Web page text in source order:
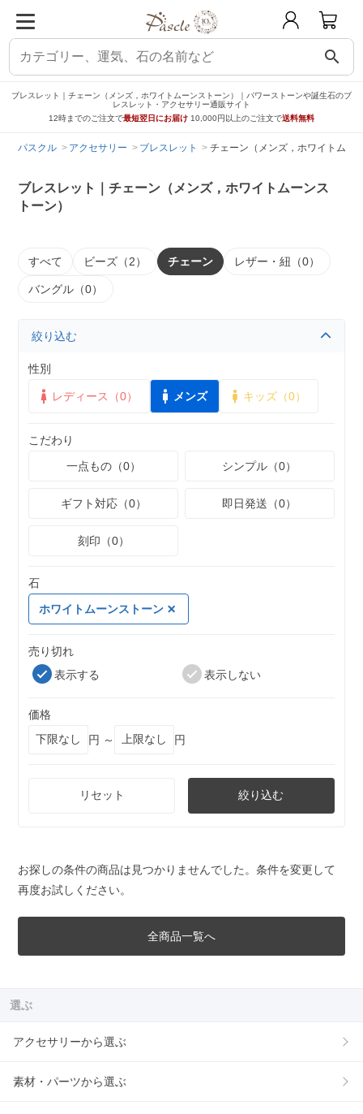
search
ブレスレット｜チェーン（メンズ，ホワイトムーンストーン）｜パワーストーンや誕生石のブ
レスレット・アクセサリー通販サイト
12時までのご注文で最短翌日にお届け 10,000円以上のご注文で送料無料
パスクル アクセサリー ブレスレット チェーン（メンズ，ホワイトムー
ブレスレット｜チェーン（メンズ，ホワイトムーンス
トーン）
すべて ビーズ（2） チェーン レザー・紐（0）
バングル（0）
絞り込む
性別
レディース（0） メンズ キッズ（0）
こだわり
一点もの（0）
シンプル（0）
ギフト対応（0） 即日発送（0）
刻印（0）
石
ホワイトムーンストーン
売り切れ
表示する
表示しない
価格
円 ～
円
リセット 絞り込む
お探しの条件の商品は見つかりませんでした。条件を変更して
再度お試しください。
全商品一覧へ
選ぶ
アクセサリーから選ぶ
素材・パーツから選ぶ